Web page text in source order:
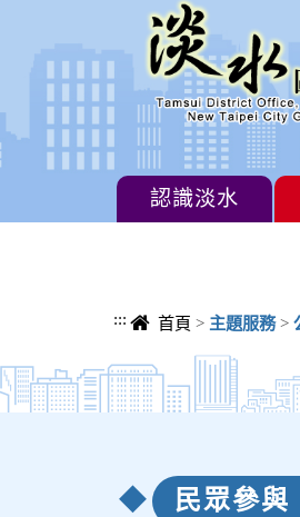
認識淡水
::: 首頁 > 主題服務>
民眾參與